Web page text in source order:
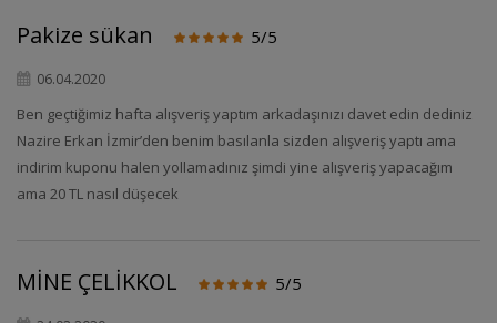
Pakize sükan 5/5
06.04.2020
Ben geçtiğimiz hafta alışveriş yaptım arkadaşınızı davet edin dediniz
Nazire Erkan İzmir’den benim basılanla sizden alışveriş yaptı ama
indirim kuponu halen yollamadınız şimdi yine alışveriş yapacağım
ama 20 TL nasıl düşecek
MİNE ÇELİKKOL 5/5